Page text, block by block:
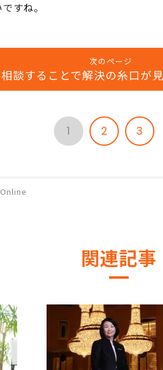
すね。
次のページ
談することで解決の糸口が
1 2 3
関連記事